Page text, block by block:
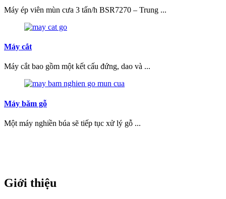
Máy ép viên mùn cưa 3 tấn/h BSR7270 – Trung ...
Máy cắt
Máy cắt bao gồm một kết cấu đứng, dao và ...
Máy băm gỗ
Một máy nghiền búa sẽ tiếp tục xử lý gỗ ...
Giới thiệu